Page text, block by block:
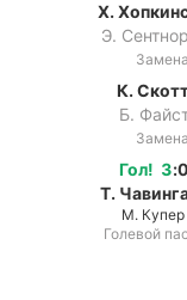
Х.
Э. Сентнор
Замена
К.
Б.
Замена
Гол! 3:0
Т.
М. Купер
Голевой пас